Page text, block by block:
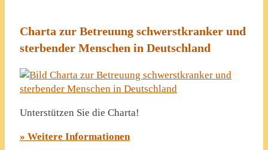
Charta zur Betreuung schwerstkranker und
sterbender Menschen in Deutschland
Unterstützen Sie die Charta!
» Weitere Informationen